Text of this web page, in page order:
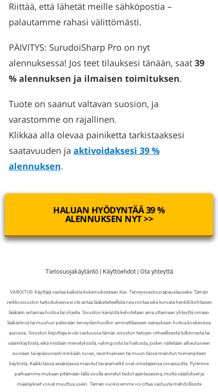
Riittää, että lähetät meille sähköpostia –
palautamme rahasi välittömästi.
PÄIVITYS: SurudoiSharp Pro on nyt
alennuksessa! Jos teet tilauksesi tänään, saat 39
% alennuksen ja ilmaisen toimituksen.
Tuote on saanut valtavan suosion, ja
varastomme on rajallinen.
Klikkaa alla olevaa painiketta tarkistaaksesi
saatavuuden ja aktivoidaksesi 39 %
alennuksen.
HALUAN HYÖDYNTÄÄ 39 %
ALENNUKSEN NYT >>
Tietosuojakäytäntö| Käyttöehdot| Ota yhteyttä
VAROITUS: Käyttäjä vastaa kaikista kokemuksistaan itse. Terveysvastuuvapauslauseke: Tämän
verkkosivuston tarkoituksena ei ole antaa lääketieteellistä neuvontaa eikä korvata henkilökohtaisen
lääkärin antamaa hoitoa tai ohjeita. Sivuston kävijöitä kehotetaan aina ottamaan yhteyttä omaan
lääkäriinsä tai muuhun pätevään terveydenhuollon ammattilaiseen sairauksien hoitoa koskevissa
asioissa. Sivuston kirjoittaja ei ole vastuussa tämän sivuston tietojen virheellisestä tulkinnasta tai
väärinkäytöstä, eikä mistään menetyksistä, vahingoista tai haitoista, joiden väitetään aiheutuneen
suoraan tai epäsuorasti minkään ruoan, ravintoaineen tai muun tässä mainitun toimenpiteen
käytöstä. Kaikki tässä asiakirjassa mainitut tavaramerkit ovat omistajiensa omaisuutta. Pyrimme
parhaamme mukaan pitämään tällä sivulla annetut tiedot ajantasaisina, mutta säädökset ja
määräykset voivat muuttua usein. Tämän vuoksi emme voi ottaa vastuuta mahdollisista